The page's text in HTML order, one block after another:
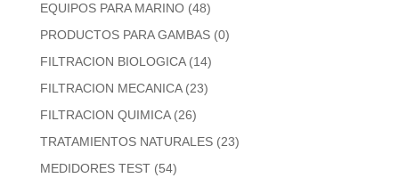
EQUIPOS PARA MARINO (48)
PRODUCTOS PARA GAMBAS (0)
FILTRACION BIOLOGICA (14)
FILTRACION MECANICA (23)
FILTRACION QUIMICA (26)
TRATAMIENTOS NATURALES (23)
MEDIDORES TEST (54)